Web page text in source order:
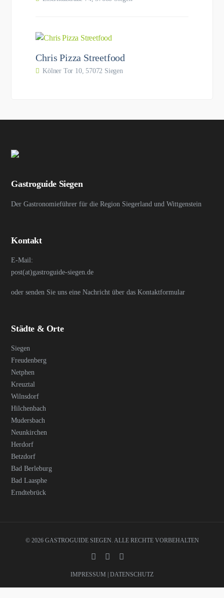
Chris Pizza Streetfood
Kölner Tor 10, 57072 Siegen
Gastroguide Siegen
Der Gastronomieführer für die Region Siegerland und Wittgenstein
Kontakt
E-Mail:
post(at)gastroguide-siegen.de
oder senden Sie uns eine Nachricht über das Kontaktformular
Städte & Orte
Siegen
Freudenberg
Netphen
Kreuztal
Wilnsdorf
Hilchenbach
Mudersbach
Neunkirchen
Herdorf
Betzdorf
Bad Berleburg
Bad Laasphe
Erndtebrück
© 2026 GASTROGUIDE SIEGEN. ALLE RECHTE VORBEHALTEN
IMPRESSUM DATENSCHUTZ